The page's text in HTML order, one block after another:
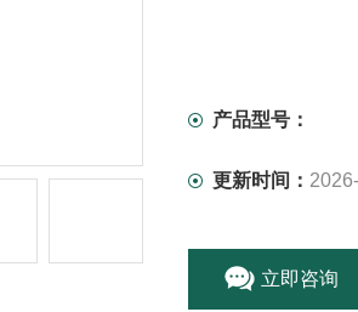
产品型号：
更新时间：
立即咨询